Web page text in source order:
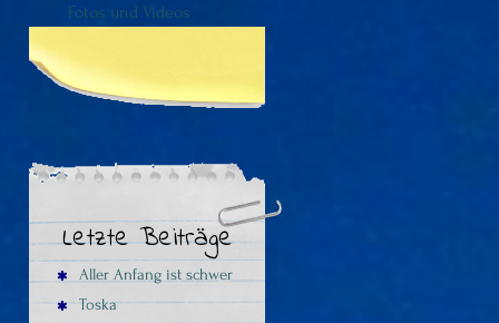
Fotos und Videos
Letzte Beiträge
Aller Anfang ist schwer
Toska